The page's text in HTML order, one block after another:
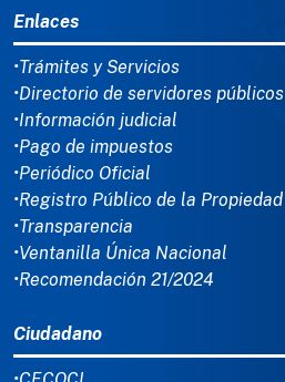
Enlaces
•Trámites y Servicios
•Directorio de servidores públicos
•Información judicial
•Pago de impuestos
•Periódico Oficial
•Registro Público de la Propiedad
•Transparencia
•Ventanilla Única Nacional
•Recomendación 21/2024
Ciudadano